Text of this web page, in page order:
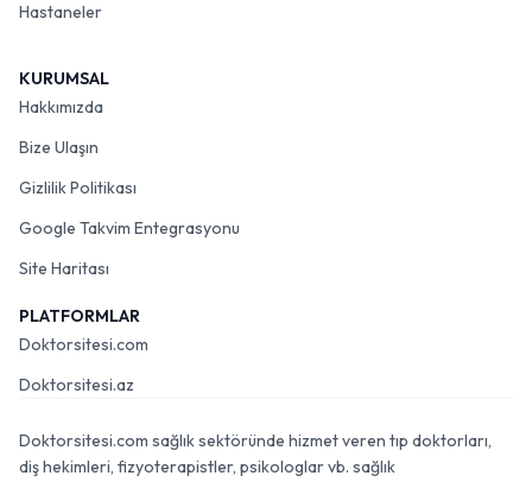
Hastaneler
KURUMSAL
Hakkımızda
Bize Ulaşın
Gizlilik Politikası
Google Takvim Entegrasyonu
Site Haritası
PLATFORMLAR
Doktorsitesi.com
Doktorsitesi.az
Doktorsitesi.com sağlık sektöründe hizmet veren tıp doktorları,
diş hekimleri, fizyoterapistler, psikologlar vb. sağlık